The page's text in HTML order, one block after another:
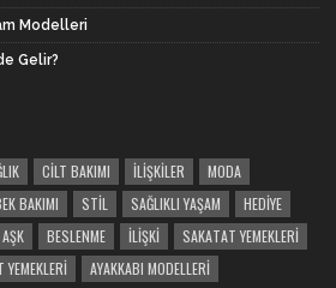
Modelleri
Gelir?
CILT BAKIMI İLIŞKILER
MODA
BAKIMI STIL SAĞLIKLI YAŞAM
HEDIYE
AŞK BESLENME İLIŞKI
SAKATAT YEMEKLERI
YEMEKLERI AYAKKABI MODELLERI